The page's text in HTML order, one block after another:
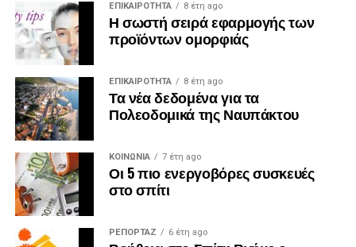
ΕΠΙΚΑΙΡΟΤΗΤΑ 8 έτη ago
Η σωστή σειρά εφαρμογής των
προϊόντων ομορφιάς
ΕΠΙΚΑΙΡΟΤΗΤΑ 8 έτη ago
Τα νέα δεδομένα για τα
Πολεοδομικά της Ναυπάκτου
ΚΟΙΝΩΝΙΑ 7 έτη ago
Οι 5 πιο ενεργοβόρες συσκευές
στο σπίτι
ΡΕΠΟΡΤΑΖ 6 έτη ago